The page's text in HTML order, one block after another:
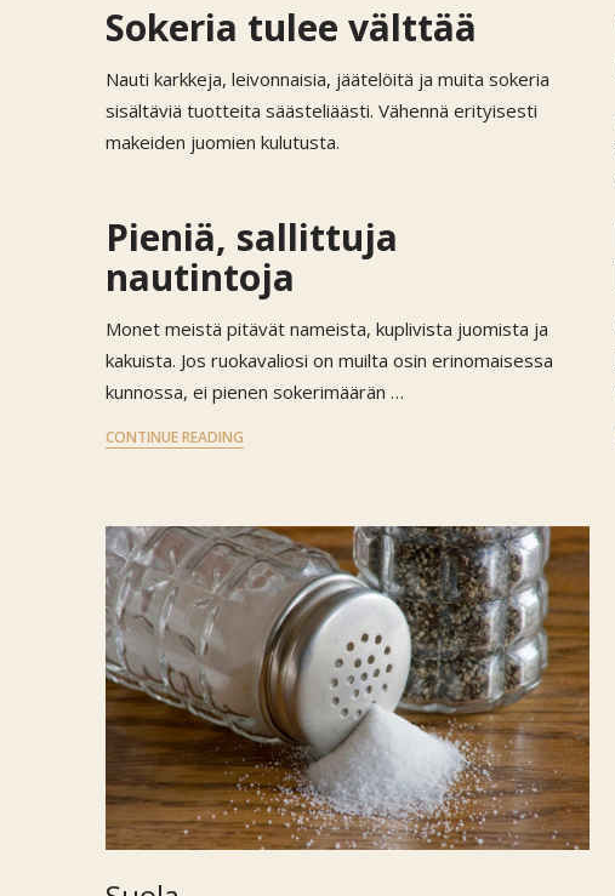
Sokeria tulee välttää
Nauti karkkeja, leivonnaisia, jäätelöitä ja muita sokeria
sisältäviä tuotteita säästeliäästi. Vähennä erityisesti
makeiden juomien kulutusta.
Pieniä, sallittuja
nautintoja
Monet meistä pitävät nameista, kuplivista juomista ja
kakuista. Jos ruokavaliosi on muilta osin erinomaisessa
kunnossa, ei pienen sokerimäärän …
CONTINUE READING